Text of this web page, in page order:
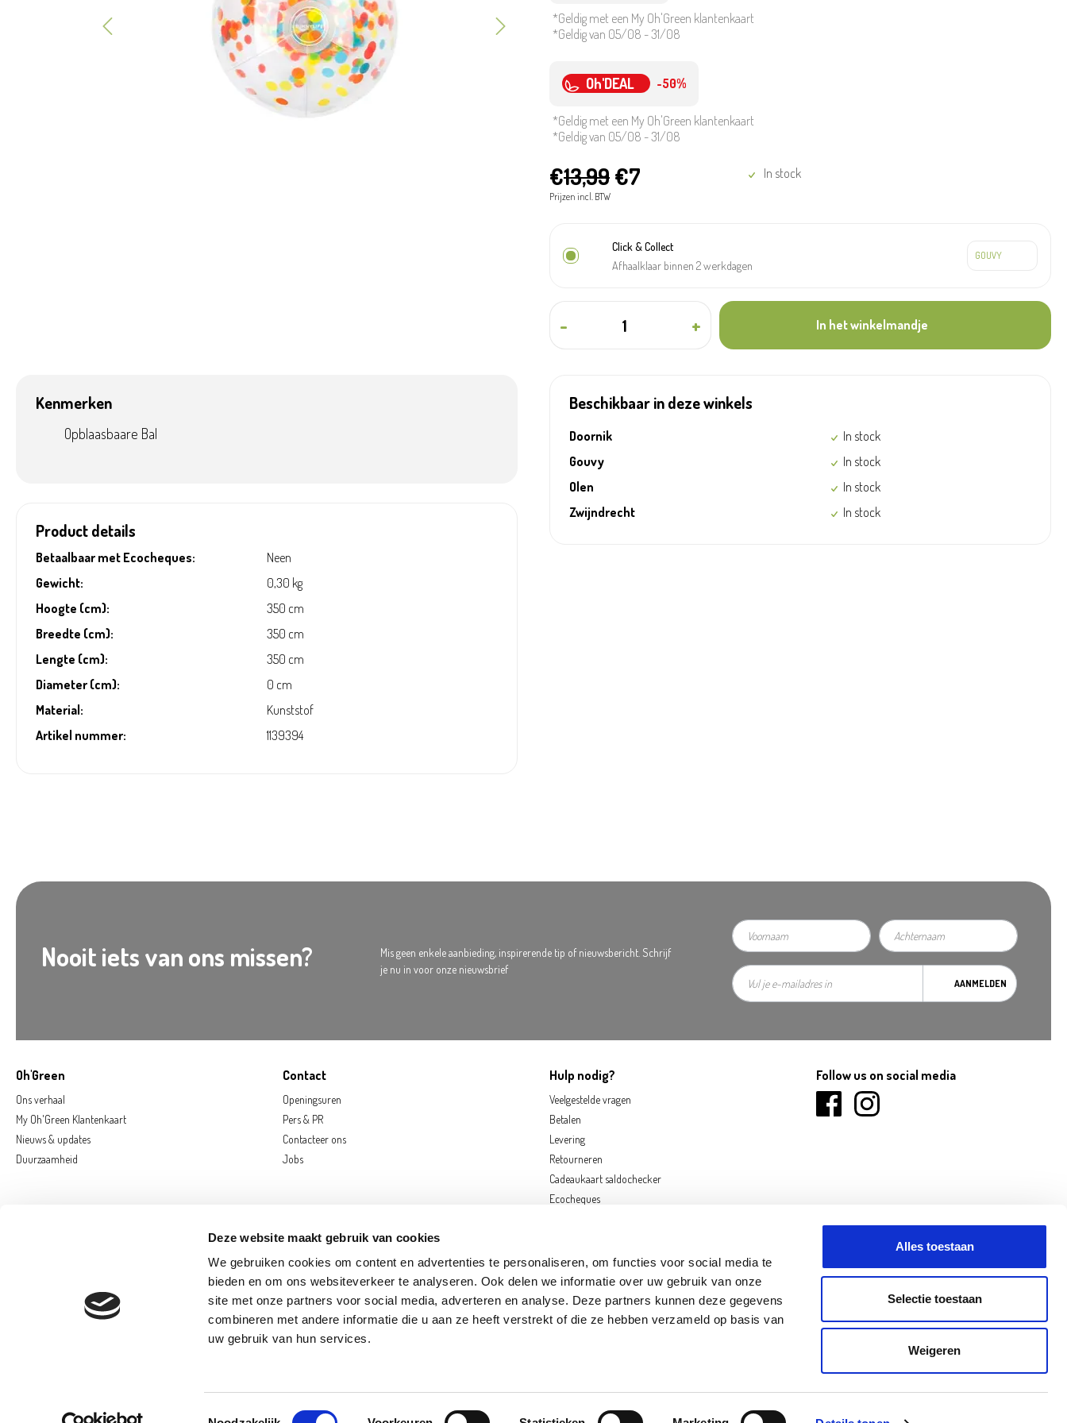
Deze website maakt gebruik van cookies
We gebruiken cookies om content en advertenties te personaliseren, om functies voor social media te
bieden en om ons websiteverkeer te analyseren. Ook delen we informatie over uw gebruik van onze
site met onze partners voor social media, adverteren en analyse. Deze partners kunnen deze gegevens
combineren met andere informatie die u aan ze heeft verstrekt of die ze hebben verzameld op basis van
uw gebruik van hun services.
Toestemmingsselectie
Alles toestaan
Selectie toestaan
Weigeren
*Geldig met een My Oh'Green klantenkaart
*Geldig van 05/08 - 31/08
Oh'DEAL -50%
*Geldig met een My Oh'Green klantenkaart
*Geldig van 05/08 - 31/08
€13,99€7
Prijzen incl. BTW
In stock
Click & Collect
Afhaalklaar binnen 2 werkdagen
+
- In het winkelmandje
Kenmerken
Opblaasbaare Bal
Product details
Betaalbaar met Ecocheques:
Neen
Gewicht:
0,30 kg
Hoogte (cm):
350 cm
Breedte (cm):
350 cm
Lengte (cm):
350 cm
Diameter (cm):
0 cm
Material:
Kunststof
Artikel nummer:
1139394
Beschikbaar in deze winkels
Doornik
In stock
Gouvy
In stock
Olen
In stock
Zwijndrecht
In stock
Nooit iets van ons missen?
Mis geen enkele aanbieding, inspirerende tip of nieuwsbericht. Schrijf
je nu in voor onze nieuwsbrief
AANMELDEN
Oh'Green
Ons verhaal
My Oh'Green Klantenkaart
Nieuws & updates
Duurzaamheid
Contact
Openingsuren
Pers & PR
Contacteer ons
Jobs
Hulp nodig?
Veelgestelde vragen
Betalen
Levering
Retourneren
Cadeaukaart saldochecker
Ecocheques
Follow us on social media
AARSCHOT DOORNIK
OLEN